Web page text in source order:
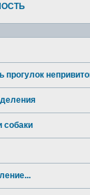
прогулок
собаки